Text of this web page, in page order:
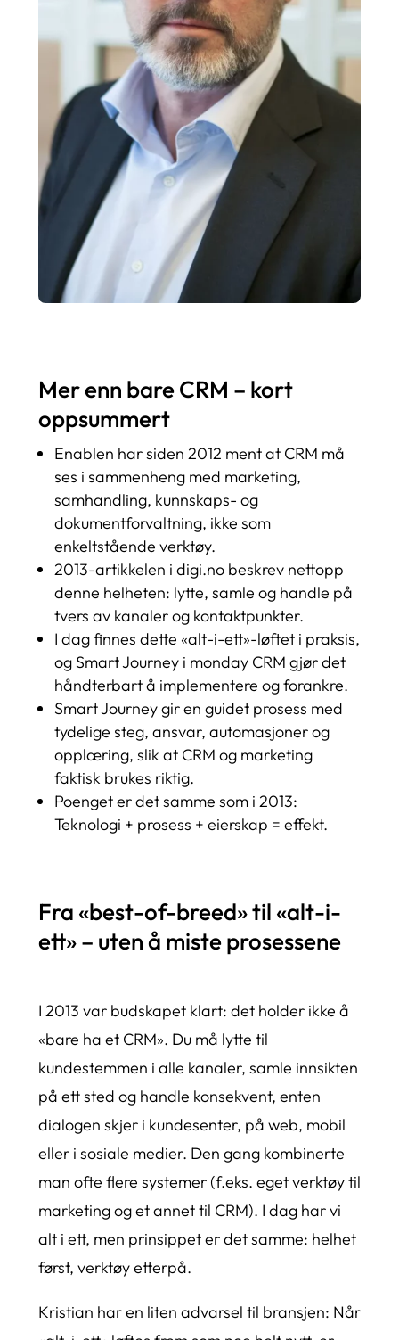
Mer enn bare CRM – kort
oppsummert
Enablen har siden 2012 ment at CRM må
ses i sammenheng med marketing,
samhandling, kunnskaps- og
dokumentforvaltning, ikke som
enkeltstående verktøy.
2013-artikkelen i digi.no beskrev nettopp
denne helheten: lytte, samle og handle på
tvers av kanaler og kontaktpunkter.
I dag finnes dette «alt-i-ett»-løftet i praksis,
og Smart Journey i monday CRM gjør det
håndterbart å implementere og forankre.
Smart Journey gir en guidet prosess med
tydelige steg, ansvar, automasjoner og
opplæring, slik at CRM og marketing
faktisk brukes riktig.
Poenget er det samme som i 2013:
Teknologi + prosess + eierskap = effekt.
Fra «best-of-breed» til «alt-i-
ett» – uten å miste prosessene
I 2013 var budskapet klart: det holder ikke å
«bare ha et CRM». Du må lytte til
kundestemmen i alle kanaler, samle innsikten
på ett sted og handle konsekvent, enten
dialogen skjer i kundesenter, på web, mobil
eller i sosiale medier. Den gang kombinerte
man ofte flere systemer (f.eks. eget verktøy til
marketing og et annet til CRM). I dag har vi
alt i ett, men prinsippet er det samme: helhet
først, verktøy etterpå.
Kristian har en liten advarsel til bransjen: Når